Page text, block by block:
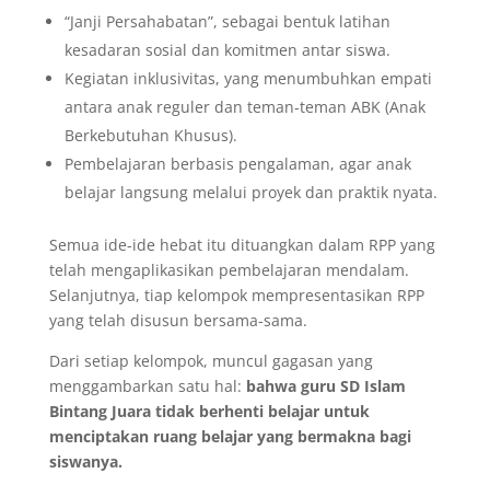
“Janji Persahabatan”, sebagai bentuk latihan
kesadaran sosial dan komitmen antar siswa.
Kegiatan inklusivitas, yang menumbuhkan empati
antara anak reguler dan teman-teman ABK (Anak
Berkebutuhan Khusus).
Pembelajaran berbasis pengalaman, agar anak
belajar langsung melalui proyek dan praktik nyata.
Semua ide-ide hebat itu dituangkan dalam RPP yang
telah mengaplikasikan pembelajaran mendalam.
Selanjutnya, tiap kelompok mempresentasikan RPP
yang telah disusun bersama-sama.
Dari setiap kelompok, muncul gagasan yang
menggambarkan satu hal: bahwa guru SD Islam
Bintang Juara tidak berhenti belajar untuk
menciptakan ruang belajar yang bermakna bagi
siswanya.